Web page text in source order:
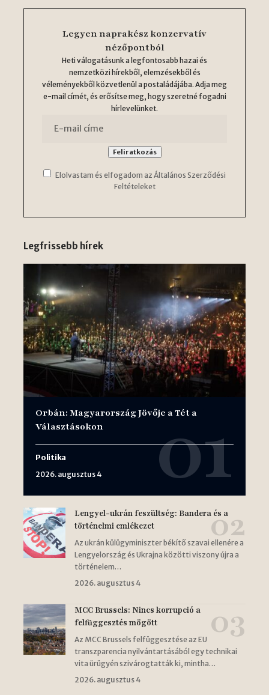
Legyen naprakész konzervatív
nézőpontból
Heti válogatásunk a legfontosabb hazai és
nemzetközi hírekből, elemzésekből és
véleményekből közvetlenül a postaládájába. Adja meg
e-mail címét, és erősítse meg, hogy szeretné fogadni
hírlevelünket.
Elolvastam és elfogadom az Általános Szerződési
Feltételeket
Legfrissebb hírek
Orbán: Magyarország Jövője a Tét a
Választásokon
Politika
2026. augusztus 4
Lengyel-ukrán feszültség: Bandera és a
történelmi emlékezet
Az ukrán külügyminiszter békítő szavai ellenére a
Lengyelország és Ukrajna közötti viszony újra a
történelem…
2026. augusztus 4
MCC Brussels: Nincs korrupció a
felfüggesztés mögött
Az MCC Brussels felfüggesztése az EU
transzparencia nyilvántartásából egy technikai
vita ürügyén szivárogtatták ki, mintha…
2026. augusztus 4